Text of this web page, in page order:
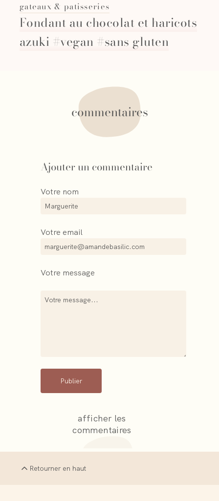
gateaux & patisseries
Fondant au chocolat et haricots
azuki #vegan #sans gluten
commentaires
Ajouter un commentaire
Votre nom
Votre email
Votre message
Publier
afficher les
commentaires
Retourner en haut